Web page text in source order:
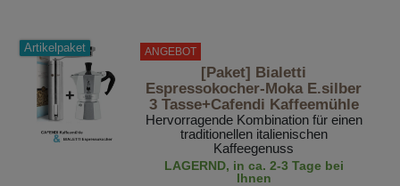
Artikelpaket ANGEBOT
[Paket] Bialetti
Espressokocher-Moka E.silber
3 Tasse+Cafendi Kaffeemühle
Hervorragende Kombination für einen
traditionellen italienischen
Kaffeegenuss
LAGERND, in ca. 2-3 Tage bei
Ihnen